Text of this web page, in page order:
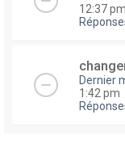
12:37 pm
Dernier
1:42 pm